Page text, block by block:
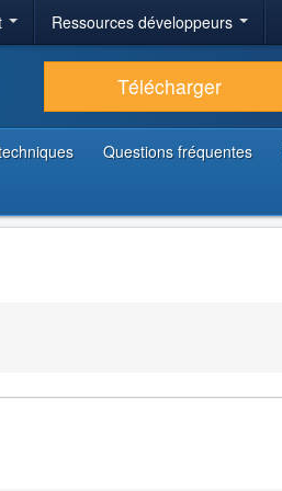
Ressources développeurs
Télécharger
Questions fréquentes